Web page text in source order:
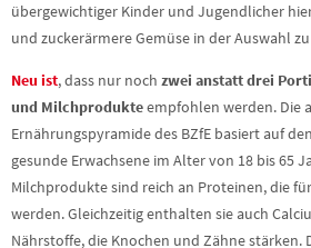
übergewichtiger Kinder und Jugendlicher
und zuckerärmere Gemüse in der Auswahl
Neu ist, dass nur noch zwei anstatt drei
und Milchprodukteempfohlen werden. Die
Ernährungspyramide des BZfE basiert auf
gesunde Erwachsene im Alter von 18 bis 65
Milchprodukte sind reich an Proteinen, die
werden. Gleichzeitig enthalten sie auch
Nährstoffe, die Knochen und Zähne stärken.